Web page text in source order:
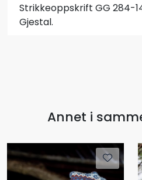
Strikkeoppskrift GG 284-
Gjestal.
Annet i